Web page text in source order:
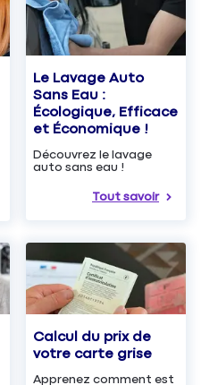
Le Lavage Auto
Sans Eau :
Écologique, Efficace
et Économique !
Découvrez le lavage
auto sans eau !
Tout savoir
Calcul du prix de
votre carte grise
Apprenez comment est